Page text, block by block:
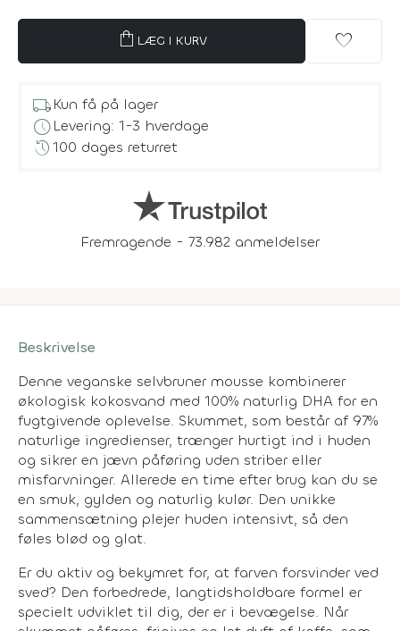
shopping_bag LÆG I KURV favorite
local_shippingKun få på lager
scheduleLevering: 1-3 hverdage
history100 dages returret
Fremragende - 73.982 anmeldelser
Beskrivelse
Denne veganske selvbruner mousse kombinerer
økologisk kokosvand med 100% naturlig DHA for en
fugtgivende oplevelse. Skummet, som består af 97%
naturlige ingredienser, trænger hurtigt ind i huden
og sikrer en jævn påføring uden striber eller
misfarvninger. Allerede en time efter brug kan du se
en smuk, gylden og naturlig kulør. Den unikke
sammensætning plejer huden intensivt, så den
føles blød og glat.
Er du aktiv og bekymret for, at farven forsvinder ved
sved? Den forbedrede, langtidsholdbare formel er
specielt udviklet til dig, der er i bevægelse. Når